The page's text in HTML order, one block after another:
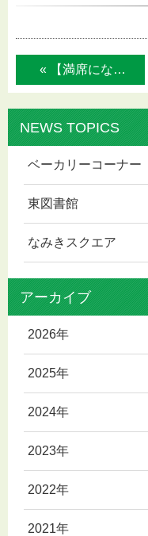
« 【満席になりました！】♬スタインウェイピ...
NEWS TOPICS
ベーカリーコーナー
東図書館
なみきスクエア
アーカイブ
2026年
2025年
2024年
2023年
2022年
2021年